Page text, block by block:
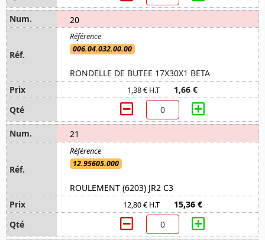
20
006.04.032.00.00
RONDELLE DE BUTEE 17X30X1 BETA
1,38 € H.T 1,66 €
21
12.95605.000
ROULEMENT (6203) JR2 C3
12,80 € H.T 15,36 €